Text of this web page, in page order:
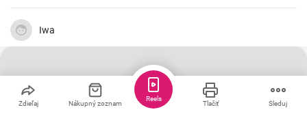
Iwa
Zdieľaj Nákupný zoznam Tlačiť Sleduj
Reels